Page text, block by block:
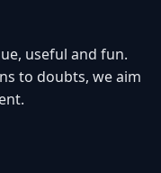
useful and fun.
to doubts, we aim